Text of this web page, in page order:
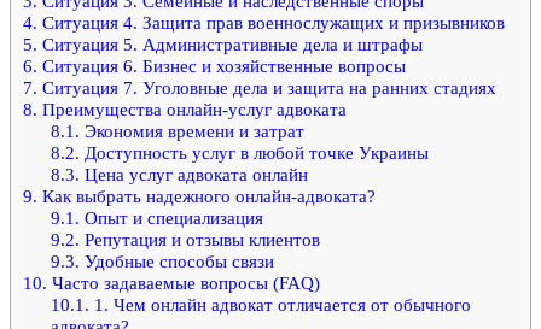
4. Ситуация 4. Защита прав военнослужащих и призывников
5. Ситуация 5. Административные дела и штрафы
6. Ситуация 6. Бизнес и хозяйственные вопросы
7. Ситуация 7. Уголовные дела и защита на ранних стадиях
8. Преимущества онлайн-услуг адвоката
8.1. Экономия времени и затрат
8.2. Доступность услуг в любой точке Украины
8.3. Цена услуг адвоката онлайн
9. Как выбрать надежного онлайн-адвоката?
9.1. Опыт и специализация
9.2. Репутация и отзывы клиентов
9.3. Удобные способы связи
10. Часто задаваемые вопросы (FAQ)
10.1. 1. Чем онлайн адвокат отличается от обычного